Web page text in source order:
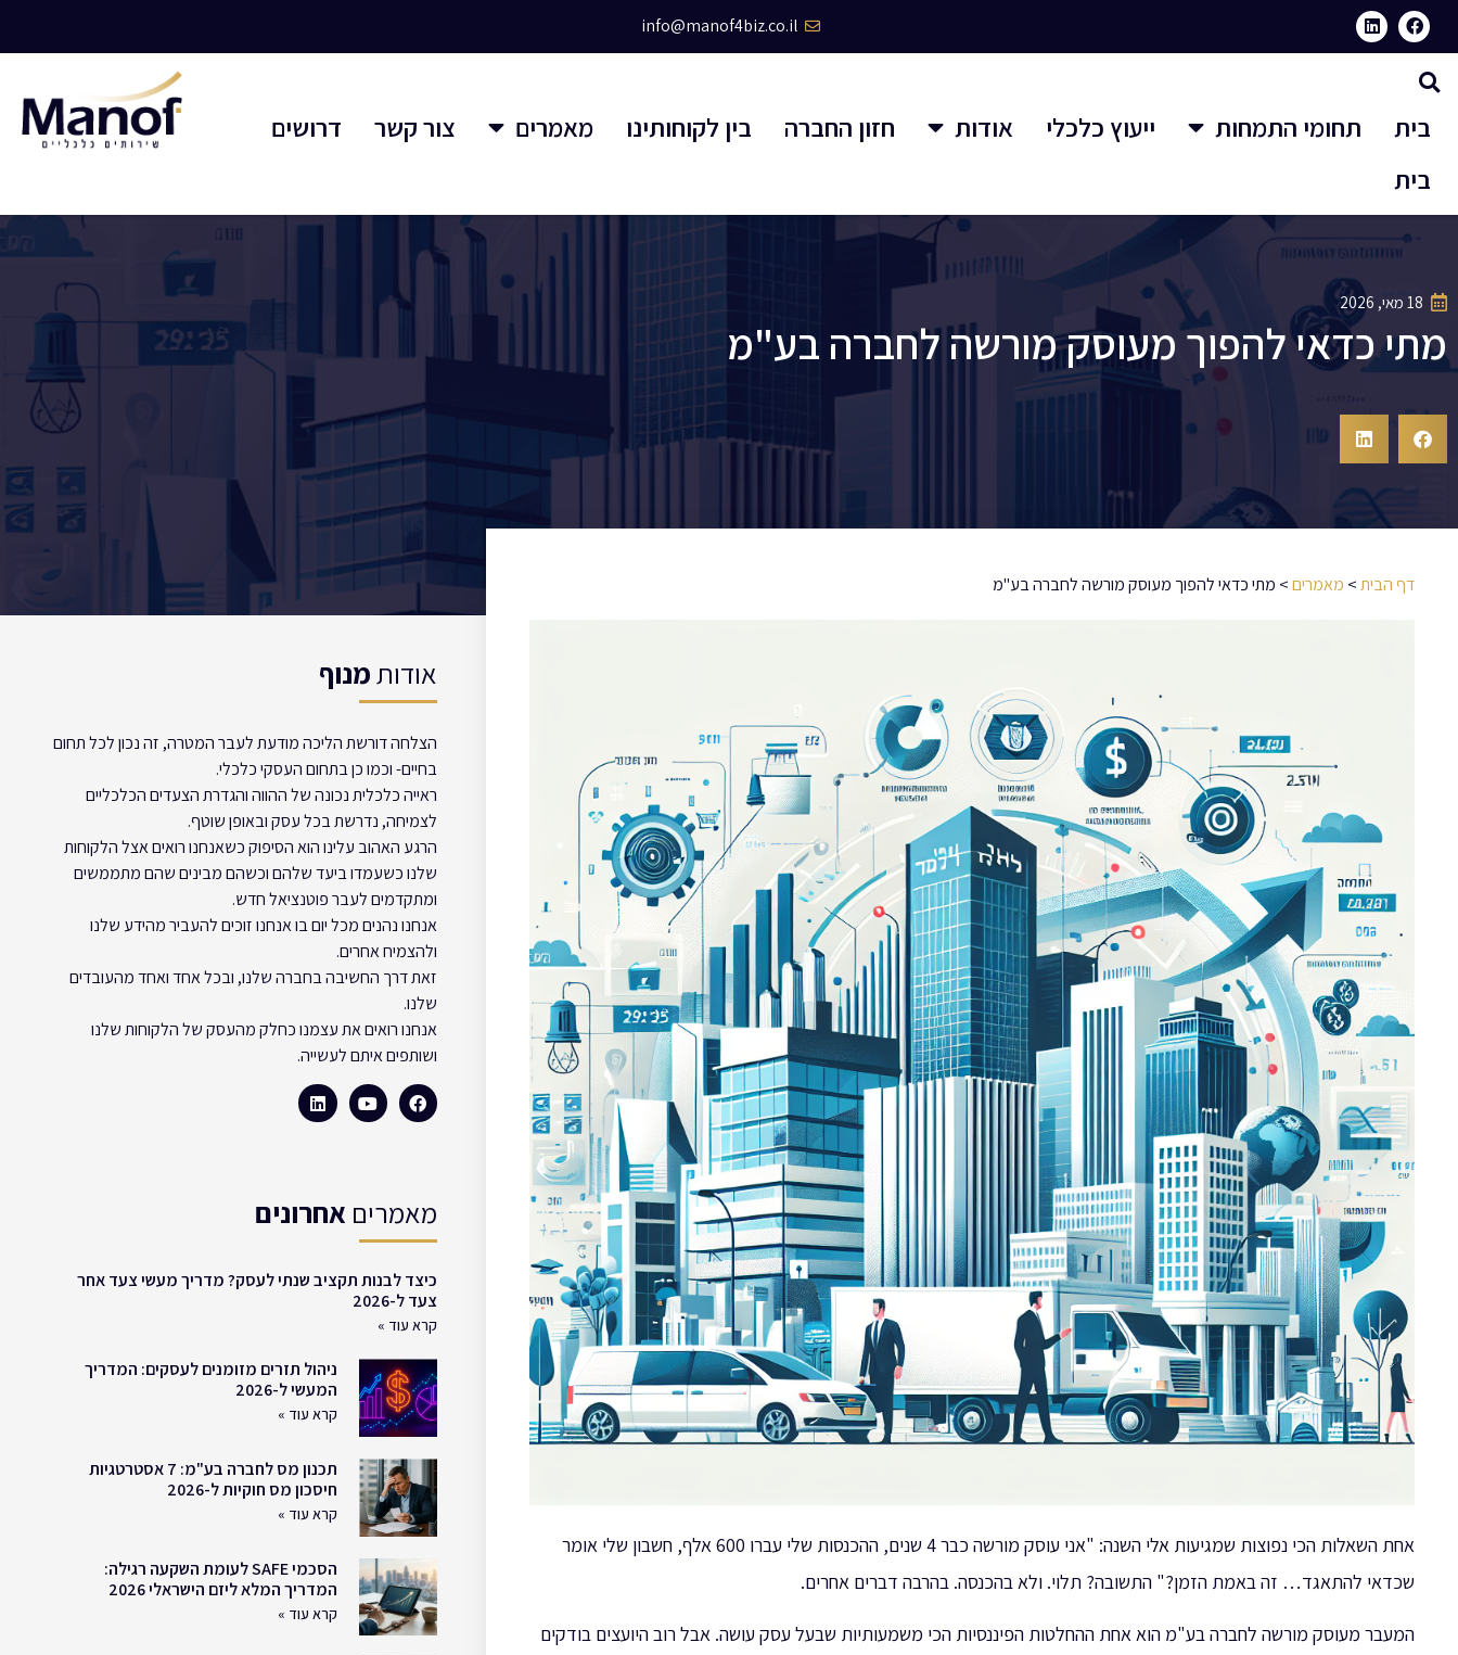
info@manof4biz.co.il
בית תחומי התמחות ייעוץ כלכלי אודות חזון החברה בין לקוחותינו מאמרים צור קשר
דרושים
בית
18 מאי, 2026
מתי כדאי להפוך מעוסק מורשה לחברה בע"מ
דף הבית> מאמרים> מתי כדאי להפוך מעוסק מורשה לחברה בע"מ
אחת השאלות הכי נפוצות שמגיעות אלי השנה: "אני עוסק מורשה כבר 4 שנים, ההכנסות שלי עברו 600 אלף, חשבון שלי אומר
שכדאי להתאגד… זה באמת הזמן?" התשובה? תלוי. ולא בהכנסה. בהרבה דברים אחרים.
המעבר מעוסק מורשה לחברה בע"מ הוא אחת ההחלטות הפיננסיות הכי משמעותיות שבעל עסק עושה. אבל רוב היועצים בודקים
אודות מנוף
הצלחה דורשת הליכה מודעת לעבר המטרה, זה נכון לכל תחום
בחיים- וכמו כן בתחום העסקי כלכלי.
ראייה כלכלית נכונה של ההווה והגדרת הצעדים הכלכליים
לצמיחה, נדרשת בכל עסק ובאופן שוטף.
הרגע האהוב עלינו הוא הסיפוק כשאנחנו רואים אצל הלקוחות
שלנו כשעמדו ביעד שלהם וכשהם מבינים שהם מתממשים
ומתקדמים לעבר פוטנציאל חדש.
אנחנו נהנים מכל יום בו אנחנו זוכים להעביר מהידע שלנו
ולהצמיח אחרים.
זאת דרך החשיבה בחברה שלנו, ובכל אחד ואחד מהעובדים
שלנו.
אנחנו רואים את עצמנו כחלק מהעסק של הלקוחות שלנו
ושותפים איתם לעשייה.
מאמרים אחרונים
כיצד לבנות תקציב שנתי לעסק? מדריך מעשי צעד אחר
צעד ל-2026
קרא עוד »
ניהול תזרים מזומנים לעסקים: המדריך
המעשי ל-2026
קרא עוד »
תכנון מס לחברה בע"מ: 7 אסטרטגיות
חיסכון מס חוקיות ל-2026
קרא עוד »
הסכמי SAFE לעומת השקעה רגילה:
המדריך המלא ליזם הישראלי 2026
קרא עוד »